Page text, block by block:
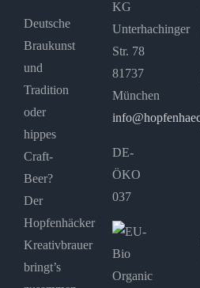
Deutsche
Braukunst
und
Tradition
oder
hippes
Craft-
Beer?
Der
Hopfenhäcker
Kreativbrauer
bringt’s
KG
Unterhachinger
Str. 78
81737
München
DE-
ÖKO
037